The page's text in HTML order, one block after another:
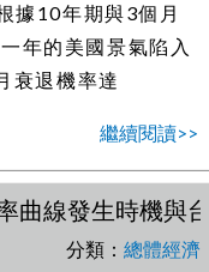
據10年期與3個月
年的美國景氣陷入
衰退機率達
繼續閱讀>>
曲線發生時機與
分類： 總體經濟